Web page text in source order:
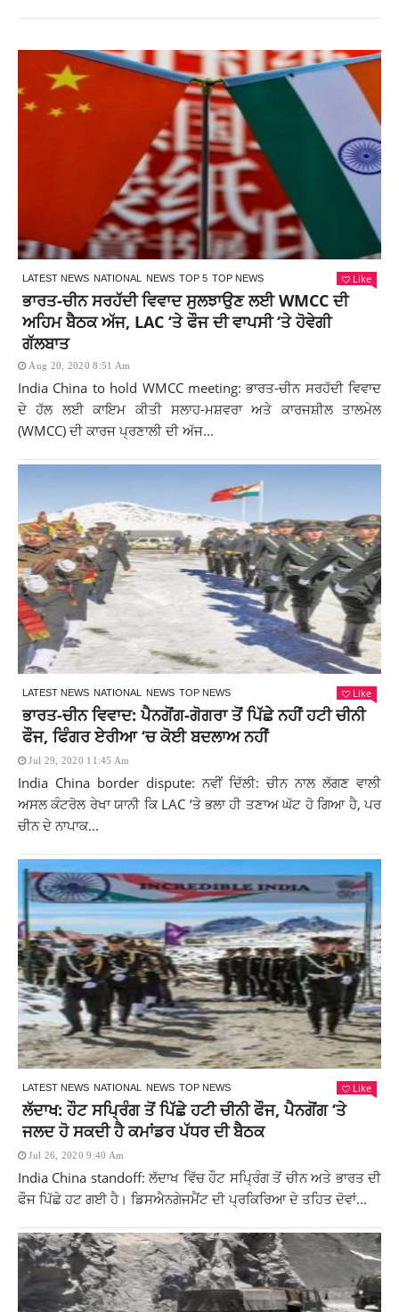
LATEST NEWS NATIONAL NEWS TOP 5 TOP NEWS Like
ਭਾਰਤ-ਚੀਨ ਸਰਹੱਦੀ ਵਿਵਾਦ ਸੁਲਝਾਉਣ ਲਈ WMCC ਦੀ
ਅਹਿਮ ਬੈਠਕ ਅੱਜ, LAC ‘ਤੇ ਫੌਜ ਦੀ ਵਾਪਸੀ ‘ਤੇ ਹੋਵੇਗੀ
ਗੱਲਬਾਤ
Aug 20, 2020 8:51 Am
India China to hold WMCC meeting: ਭਾਰਤ-ਚੀਨ ਸਰਹੱਦੀ ਵਿਵਾਦ
ਦੇ ਹੱਲ ਲਈ ਕਾਇਮ ਕੀਤੀ ਸਲਾਹ-ਮਸ਼ਵਰਾ ਅਤੇ ਕਾਰਜਸ਼ੀਲ ਤਾਲਮੇਲ
(WMCC) ਦੀ ਕਾਰਜ ਪ੍ਰਣਾਲੀ ਦੀ ਅੱਜ...
LATEST NEWS NATIONAL NEWS TOP NEWS Like
ਭਾਰਤ-ਚੀਨ ਵਿਵਾਦ: ਪੈਨਗੋਂਗ-ਗੋਗਰਾ ਤੋਂ ਪਿੱਛੇ ਨਹੀਂ ਹਟੀ ਚੀਨੀ
ਫੌਜ, ਫਿੰਗਰ ਏਰੀਆ ‘ਚ ਕੋਈ ਬਦਲਾਅ ਨਹੀਂ
Jul 29, 2020 11:45 Am
India China border dispute: ਨਵੀਂ ਦਿੱਲੀ: ਚੀਨ ਨਾਲ ਲੱਗਣ ਵਾਲੀ
ਅਸਲ ਕੰਟਰੋਲ ਰੇਖਾ ਯਾਨੀ ਕਿ LAC ‘ਤੇ ਭਲਾ ਹੀ ਤਣਾਅ ਘੱਟ ਹੋ ਗਿਆ ਹੈ, ਪਰ
ਚੀਨ ਦੇ ਨਾਪਾਕ...
LATEST NEWS NATIONAL NEWS TOP NEWS Like
ਲੱਦਾਖ: ਹੌਟ ਸਪ੍ਰਿੰਗ ਤੋਂ ਪਿੱਛੇ ਹਟੀ ਚੀਨੀ ਫੌਜ, ਪੈਨਗੋਂਗ ‘ਤੇ
ਜਲਦ ਹੋ ਸਕਦੀ ਹੈ ਕਮਾਂਡਰ ਪੱਧਰ ਦੀ ਬੈਠਕ
Jul 26, 2020 9:40 Am
India China standoff: ਲੱਦਾਖ ਵਿੱਚ ਹੌਟ ਸਪ੍ਰਿੰਗ ਤੋਂ ਚੀਨ ਅਤੇ ਭਾਰਤ ਦੀ
ਫੌਜ ਪਿੱਛੇ ਹਟ ਗਈ ਹੈ। ਡਿਸਐਨਗੇਜਮੈਂਟ ਦੀ ਪ੍ਰਕਿਰਿਆ ਦੇ ਤਹਿਤ ਦੋਵਾਂ...